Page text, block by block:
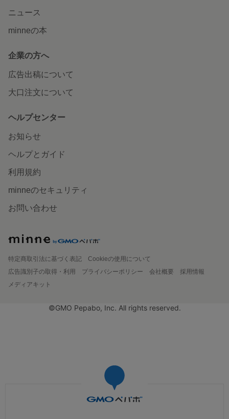
ニュース
minneの本
企業の方へ
広告出稿について
大口注文について
ヘルプセンター
お知らせ
ヘルプとガイド
利用規約
minneのセキュリティ
お問い合わせ
特定商取引法に基づく表記
Cookieの使用について
広告識別子の取得・利用
プライバシーポリシー 会社概要
採用情報
メディアキット
©GMO Pepabo, Inc. All rights reserved.